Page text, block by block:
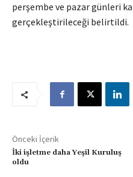
perşembe ve pazar günleri
gerçekleştirileceği belirtildi.
Önceki İçerik
İki işletme daha Yeşil Kuruluş
oldu